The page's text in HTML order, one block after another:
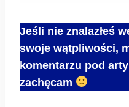
Jeśli nie znalazłeś
swoje wątpliwości,
komentarzu pod
zachęcam